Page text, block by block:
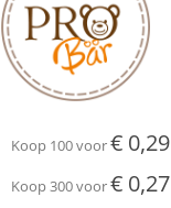
Koop 100 voor€ 0,29
Koop 300 voor€ 0,27